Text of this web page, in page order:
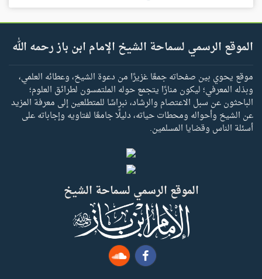
الموقع الرسمي لسماحة الشيخ الإمام ابن باز رحمه الله
موقع يحوي بين صفحاته جمعًا غزيرًا من دعوة الشيخ، وعطائه العلمي،
وبذله المعرفي؛ ليكون منارًا يتجمع حوله الملتمسون لطرائق العلوم؛
الباحثون عن سبل الاعتصام والرشاد، نبراسًا للمتطلعين إلى معرفة المزيد
عن الشيخ وأحواله ومحطات حياته، دليلًا جامعًا لفتاويه وإجاباته على
أسئلة الناس وقضايا المسلمين.
الموقع الرسمي لسماحة الشيخ